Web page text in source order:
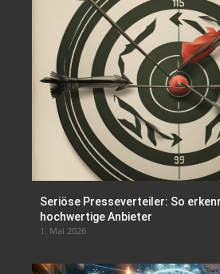
Seriöse Presseverteiler: So
hochwertige Anbieter
1. Mai 2026